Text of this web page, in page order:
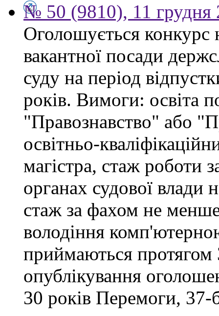
№ 50 (9810), 11 грудня
Оголошується конкурс
вакантної посади
суду на період
років. Вимоги: освіта
"Правознавство" або
освітньо-
магістра, стаж роботи
органах судової влади
стаж за фахом не
володіння
приймаються протягом
опублікування
30 років Перемоги,